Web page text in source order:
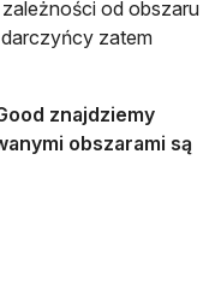
od obszaru
darczyńcy zatem
znajdziemy
obszarami są